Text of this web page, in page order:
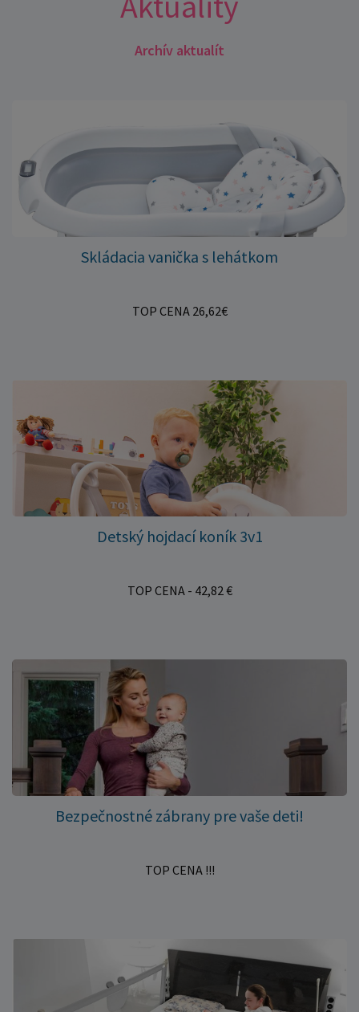
Archív aktualít
Skládacia vanička s lehátkom
TOP CENA 26,62€
Detský hojdací koník 3v1
TOP CENA - 42,82 €
Bezpečnostné zábrany pre vaše deti!
TOP CENA !!!